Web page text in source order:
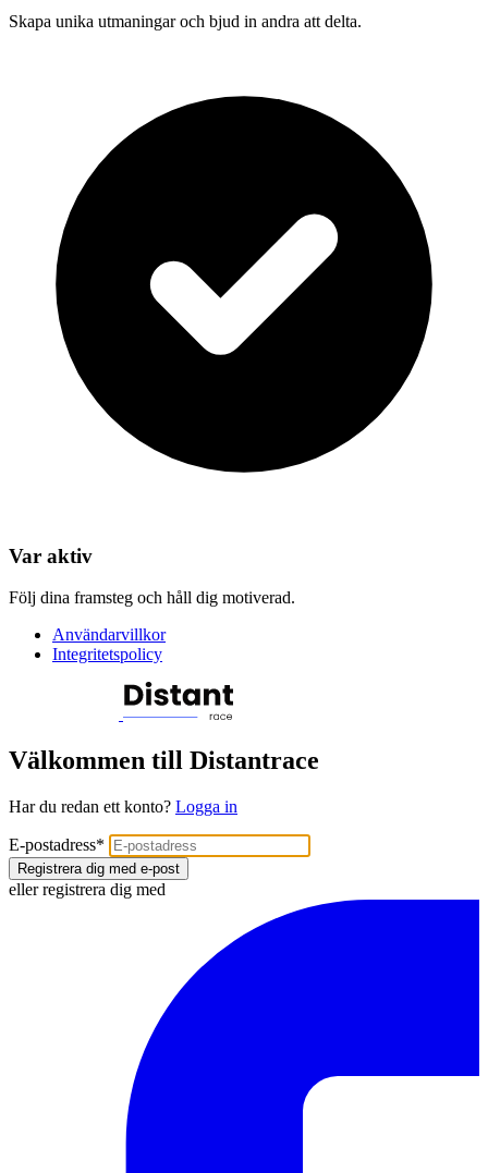
Skapa unika utmaningar och bjud in andra att delta.
Var aktiv
Följ dina framsteg och håll dig motiverad.
Användarvillkor
Integritetspolicy
Välkommen till Distantrace
Har du redan ett konto? Logga in
E-postadress*
Registrera dig med e-post
eller registrera dig med